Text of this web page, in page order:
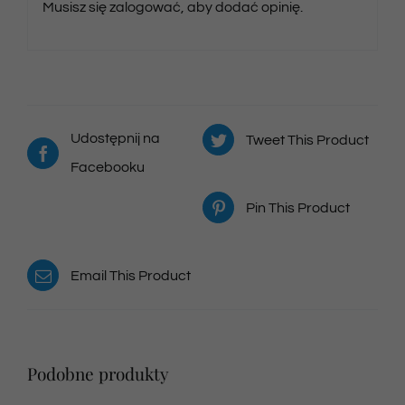
Musisz sięzalogować , aby dodać opinię.
Udostępnij na
Facebooku
Tweet This Product
Pin This Product
Email This Product
Podobne produkty